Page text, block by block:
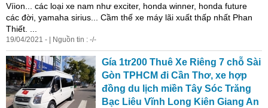
Víion... các loại xe nam như exciter, honda winner, honda future
các đời, yamaha sirius... Cầm thế xe máy lãi xuất thấp nhất Phan
Thiết. ...
19/04/2021 - | Nguồn tin : -/-
Gía 1tr200 Thuê Xe Riêng 7 chỗ Sài
Gòn TPHCM đi Cần Thơ, xe hợp
đồng du lịch miền Tây Sóc Trăng
Bạc Liêu Vĩnh Long Kiên Giang An